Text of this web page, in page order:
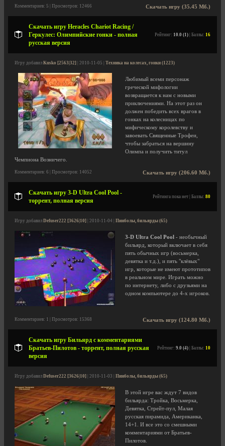
Скачать игру (35.45 Мб.)
Комментариев: 5 | Просмотров: 12466
Скачать игру Heracles Chariot Racing /
Геркулес: Олимпийские гонки - полная
русская версия
Рейтинг: 10.0 (1) | Баллы: 16
Игру добавил Kusko [2563|32] | 2010-11-05 | Техника на колесах, гонки (1223)
Любимый всеми персонаж
греческой мифологии
возвращается к нам с новыми
приключениями. На этот раз он
должен победить всех врагов в
гонках на колесницах по
мифическому королевству и
завоевать Священные Трофеи,
чтобы забраться на вершину
Олимпа и получить титул
Чемпиона Возничего.
Скачать игру (206.60 Мб.)
Комментариев: 6 | Просмотров: 14052
Скачать игру 3-D Ultra Cool Pool -
торрент, полная версия
Рейтинга пока нет | Баллы: 80
Игру добавил Defuser222 [3626|10] | 2010-11-04 | Пинболы, бильярды (65)
3-D Ultra Cool Pool - необычный
бильярд, который включает в себя
пять обычных игр (восьмерка,
девятка и т.д.), и пять "клёвых"
игр, которые не имеют прототипов
в реальном мире. Играть можно
по интернету, либо с друзьями на
одном компьютере до 4-х игроков.
Скачать игру (124.80 Мб.)
Комментариев: 1 | Просмотров: 15368
Скачать игру Бильярд с комментариями
Братьев-Пилотов - торрент, полная русская
версия
Рейтинг: 9.0 (4) | Баллы: 10
Игру добавил Defuser222 [3626|10] | 2010-11-03 | Пинболы, бильярды (65)
В этой игре вас ждут 7 видов
бильярда: Тройка, Восьмерка,
Девятка, Стрейт-пул, Малая
русская пирамида, Американка,
14+1. И все это со смешными
комментариями от Братьев-
Пилотов.